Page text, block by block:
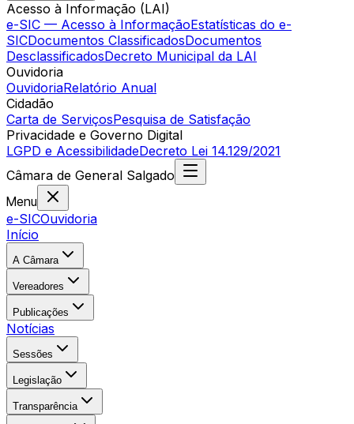
Acesso à Informação (LAI)
e-SIC — Acesso à InformaçãoEstatísticas do e-
SICDocumentos ClassificadosDocumentos
DesclassificadosDecreto Municipal da LAI
Ouvidoria
OuvidoriaRelatório Anual
Cidadão
Carta de ServiçosPesquisa de Satisfação
Privacidade e Governo Digital
LGPD e AcessibilidadeDecreto Lei 14.129/2021
Câmara de General Salgado
Menu
e-SICOuvidoria
Início
A Câmara
Vereadores
Publicações
Notícias
Sessões
Legislação
Transparência